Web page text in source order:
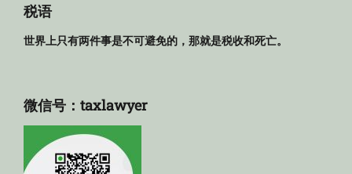
库
税语
世界上只有两件事是不可避免的，那就是税收和死亡。
微信号：taxlawyer